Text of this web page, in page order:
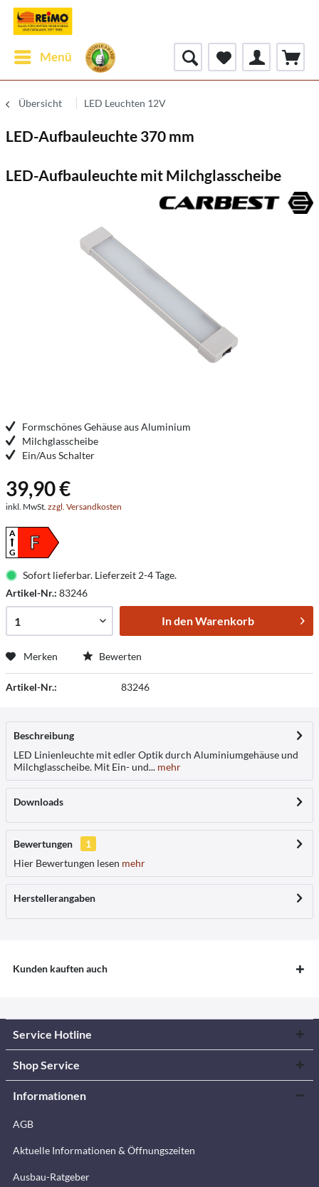
Menü
Übersicht LED Leuchten 12V
LED-Aufbauleuchte 370 mm
LED-Aufbauleuchte mit Milchglasscheibe
Formschönes Gehäuse aus Aluminium
Milchglasscheibe
Ein/Aus Schalter
39,90 €
inkl. MwSt. zzgl. Versandkosten
F
A
G
Sofort lieferbar. Lieferzeit 2-4 Tage.
Artikel-Nr.: 83246
In denWarenkorb
Merken Bewerten
Artikel-Nr.: 83246
Beschreibung
LED Linienleuchte mit edler Optik durch Aluminiumgehäuse und
Milchglasscheibe. Mit Ein- und... mehr
Downloads
Bewertungen
1
Hier Bewertungen lesen mehr
Herstellerangaben
Kunden kauften auch
Service Hotline
Shop Service
Informationen
AGB
Aktuelle Informationen & Öffnungszeiten
Ausbau-Ratgeber